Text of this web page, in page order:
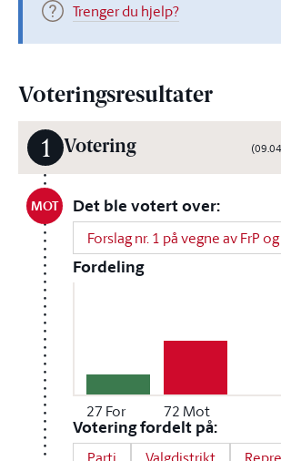
Trenger du hjelp?
Voteringsresultater
1 Votering
MOT Det ble votert over:
Forslag nr. 1 på vegne av FrP og
Fordeling
27 For 72 Mot
Votering fordelt på: